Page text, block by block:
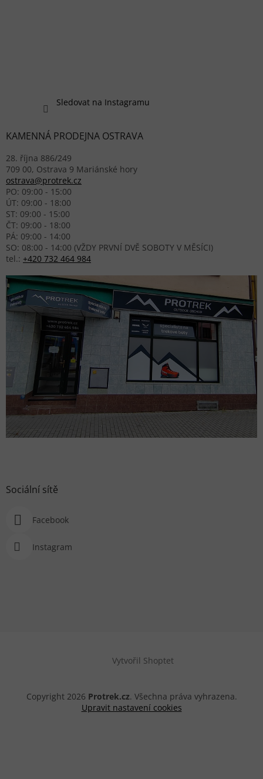
Sledovat na Instagramu
KAMENNÁ PRODEJNA OSTRAVA
28. října 886/249
709 00, Ostrava 9 Mariánské hory
ostrava@protrek.cz
PO: 09:00 - 15:00
ÚT: 09:00 - 18:00
ST: 09:00 - 15:00
ČT: 09:00 - 18:00
PÁ: 09:00 - 14:00
SO: 08:00 - 14:00 (VŽDY PRVNÍ DVĚ SOBOTY V MĚSÍCI)
tel.: +420 732 464 984
Sociální sítě
Facebook
Instagram
Vytvořil Shoptet
Copyright 2026 Protrek.cz. Všechna práva vyhrazena.
Upravit nastavení cookies